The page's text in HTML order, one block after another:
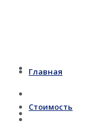
Главная
Стоимость